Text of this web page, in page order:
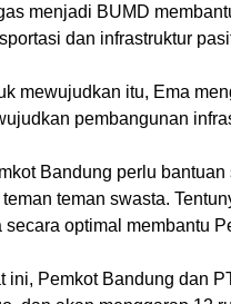
menjadi BUMD
dan infrastruktur
mewujudkan itu, Ema
pembangunan
Bandung perlu bantuan
teman swasta.
secara optimal membantu
ini, Pemkot Bandung dan